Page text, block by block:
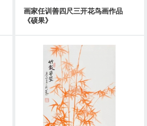
画家任训善四尺三开花鸟画作品
《硕果》